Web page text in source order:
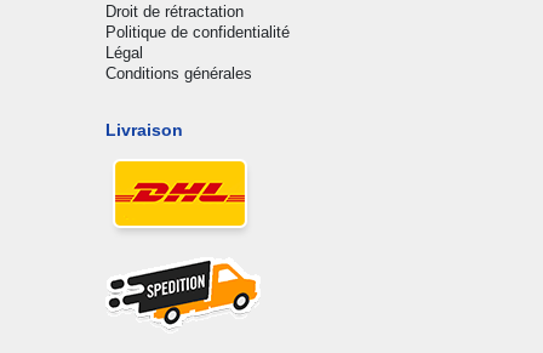
Droit de rétractation
Politique de confidentialité
Légal
Conditions générales
Livraison